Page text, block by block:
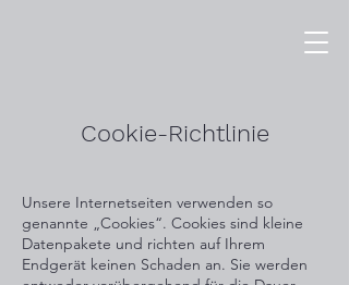
Cookie-Richtlinie
Unsere Internetseiten verwenden so
genannte „Cookies“. Cookies sind kleine
Datenpakete und richten auf Ihrem
Endgerät keinen Schaden an. Sie werden